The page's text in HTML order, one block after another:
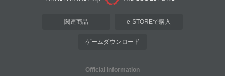
関連商品 e-STOREで購入
ゲームダウンロード
Official Information